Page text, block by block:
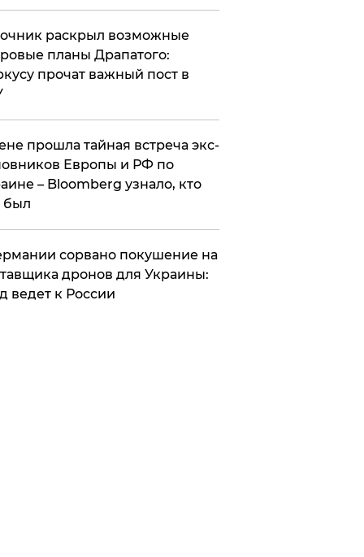
раскрыл возможные
планы Драпатого:
прочат важный пост в
прошла тайная встреча экс-
Европы и РФ по
– Bloomberg узнало, кто
был
сорвано покушение на
дронов для Украины:
ведет к России